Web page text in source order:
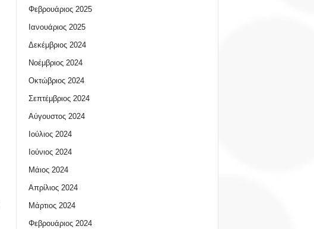
Φεβρουάριος 2025
Ιανουάριος 2025
Δεκέμβριος 2024
Νοέμβριος 2024
Οκτώβριος 2024
Σεπτέμβριος 2024
Αύγουστος 2024
Ιούλιος 2024
Ιούνιος 2024
Μάιος 2024
Απρίλιος 2024
Μάρτιος 2024
Φεβρουάριος 2024